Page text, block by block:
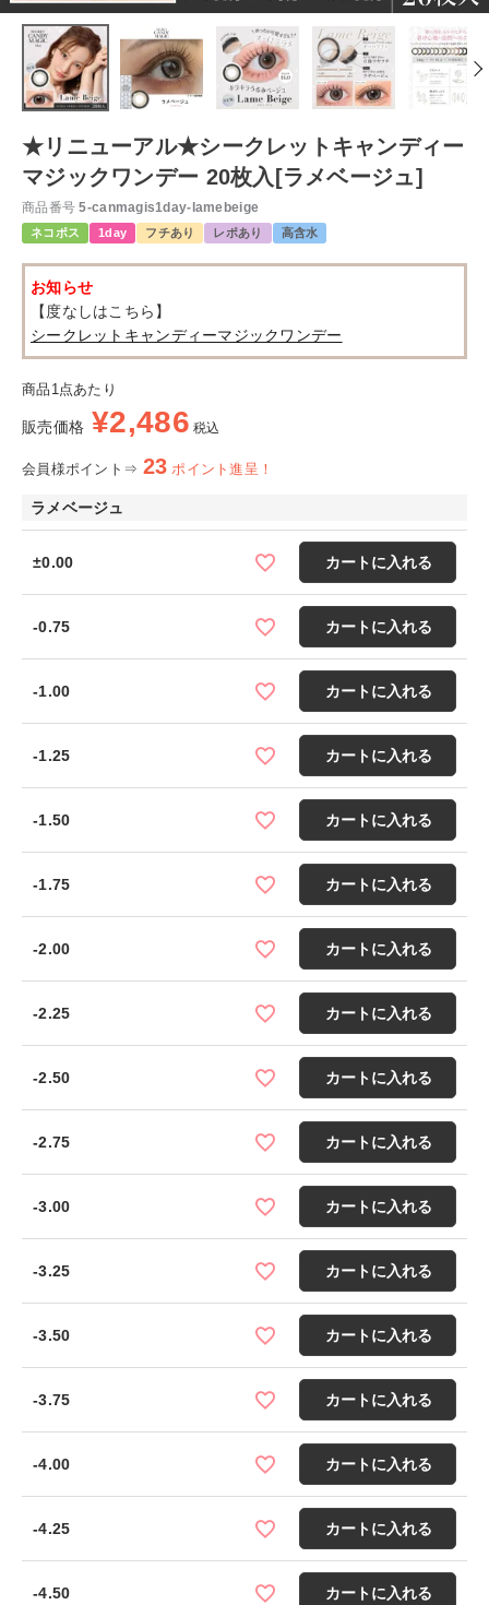
★リニューアル★シークレットキャンディー
マジックワンデー 20枚入[ラメベージュ]
商品番号 5-canmagis1day-lamebeige
ネコポス 1day フチあり レポあり 高含水
お知らせ
【度なしはこちら】
シークレットキャンディーマジックワンデー
商品1点あたり
販売価格 ¥2,486 税込
会員様ポイント⇒ 23 ポイント進呈！
ラメベージュ
±0.00 カートに入れる
-0.75 カートに入れる
-1.00 カートに入れる
-1.25 カートに入れる
-1.50 カートに入れる
-1.75 カートに入れる
-2.00 カートに入れる
-2.25 カートに入れる
-2.50 カートに入れる
-2.75 カートに入れる
-3.00 カートに入れる
-3.25 カートに入れる
-3.50 カートに入れる
-3.75 カートに入れる
-4.00 カートに入れる
-4.25 カートに入れる
-4.50 カートに入れる